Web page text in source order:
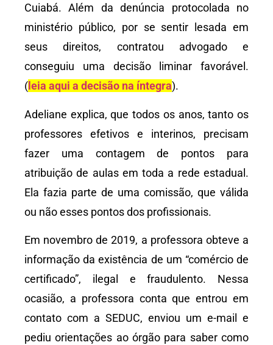
Cuiabá. Além da denúncia protocolada no
ministério público, por se sentir lesada em
seus direitos, contratou advogado e
conseguiu uma decisão liminar favorável.
( leia aqui a decisão na íntegra).
Adeliane explica, que todos os anos, tanto os
professores efetivos e interinos, precisam
fazer uma contagem de pontos para
atribuição de aulas em toda a rede estadual.
Ela fazia parte de uma comissão, que válida
ou não esses pontos dos profissionais.
Em novembro de 2019, a professora obteve a
informação da existência de um “comércio de
certificado”, ilegal e fraudulento. Nessa
ocasião, a professora conta que entrou em
contato com a SEDUC, enviou um e-mail e
pediu orientações ao órgão para saber como